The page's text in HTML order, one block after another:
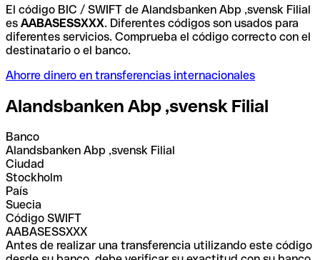
El código BIC / SWIFT de Alandsbanken Abp ,svensk Filial
es AABASESSXXX. Diferentes códigos son usados para
diferentes servicios. Comprueba el código correcto con el
destinatario o el banco.
Ahorre dinero en transferencias internacionales
Alandsbanken Abp ,svensk Filial
Banco
Alandsbanken Abp ,svensk Filial
Ciudad
Stockholm
País
Suecia
Código SWIFT
AABASESSXXX
Antes de realizar una transferencia utilizando este código